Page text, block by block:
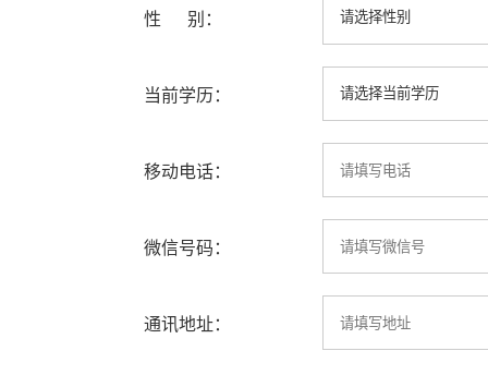
性 别：
当前学历：
移动电话：
微信号码：
通讯地址：